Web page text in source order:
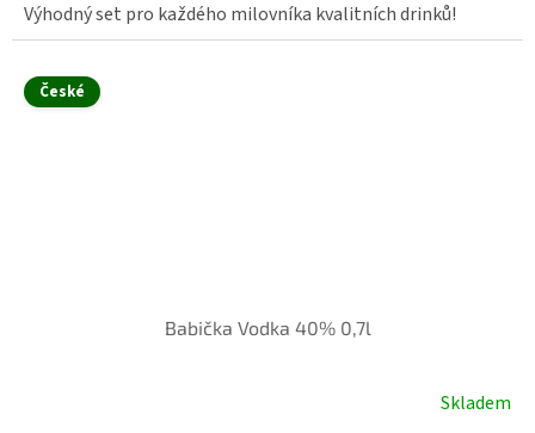
Výhodný set pro každého milovníka kvalitních drinků!
České
Babička Vodka 40% 0,7l
Skladem